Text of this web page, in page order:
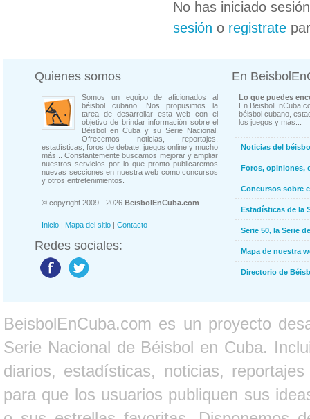
No has iniciado
sesión o registrate
Quienes somos
Somos un equipo de aficionados al
béisbol cubano. Nos propusimos la
tarea de desarrollar esta web con el
objetivo de brindar información sobre el
Béisbol en Cuba y su Serie Nacional.
Ofrecemos noticias, reportajes,
estadísticas, foros de debate, juegos online y mucho
más... Constantemente buscamos mejorar y ampliar
nuestros servicios por lo que pronto publicaremos
nuevas secciones en nuestra web como concursos
y otros entretenimientos.
© copyright 2009 - 2026 BeisbolEnCuba.com
Inicio | Mapa del sitio | Contacto
Redes sociales:
En
Lo que puedes
En
béisbol cubano,
los juegos y más...
Noticias del
Foros, opiniones,
Concursos sobre
Estadísticas de la
Serie 50, la Serie
Mapa de nuestra
Directorio de
BeisbolEnCuba.com es un proyecto
Serie Nacional de Béisbol en Cuba.
diarios, estadísticas, noticias,
para que los usuarios publiquen sus